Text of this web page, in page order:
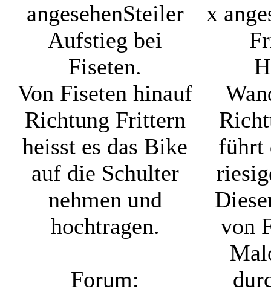
angesehenSteiler
Aufstieg bei
Fiseten.
Von Fiseten hinauf
Richtung Frittern
heisst es das Bike
auf die Schulter
nehmen und
hochtragen.
Forum:
x
führt
von